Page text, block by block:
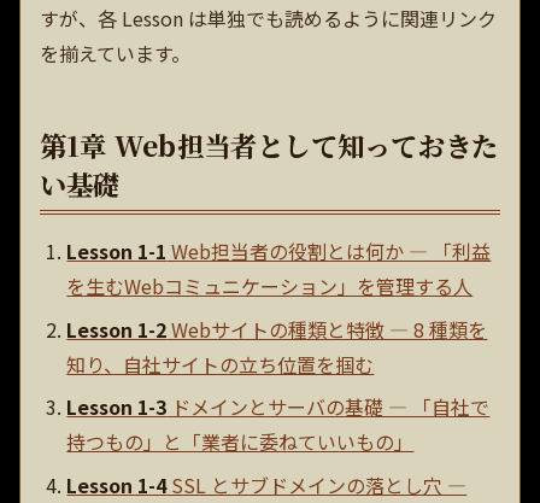
すが、各 Lesson は単独でも読めるように関連リンク
を揃えています。
第1章 Web担当者として知っておきた
い基礎
Lesson 1-1 Web担当者の役割とは何か — 「利益
を生むWebコミュニケーション」を管理する人
Lesson 1-2Webサイトの種類と特徴 — 8 種類を
知り、自社サイトの立ち位置を掴む
Lesson 1-3 ドメインとサーバの基礎 — 「自社で
持つもの」と「業者に委ねていいもの」
Lesson 1-4SSL とサブドメインの落とし穴 —